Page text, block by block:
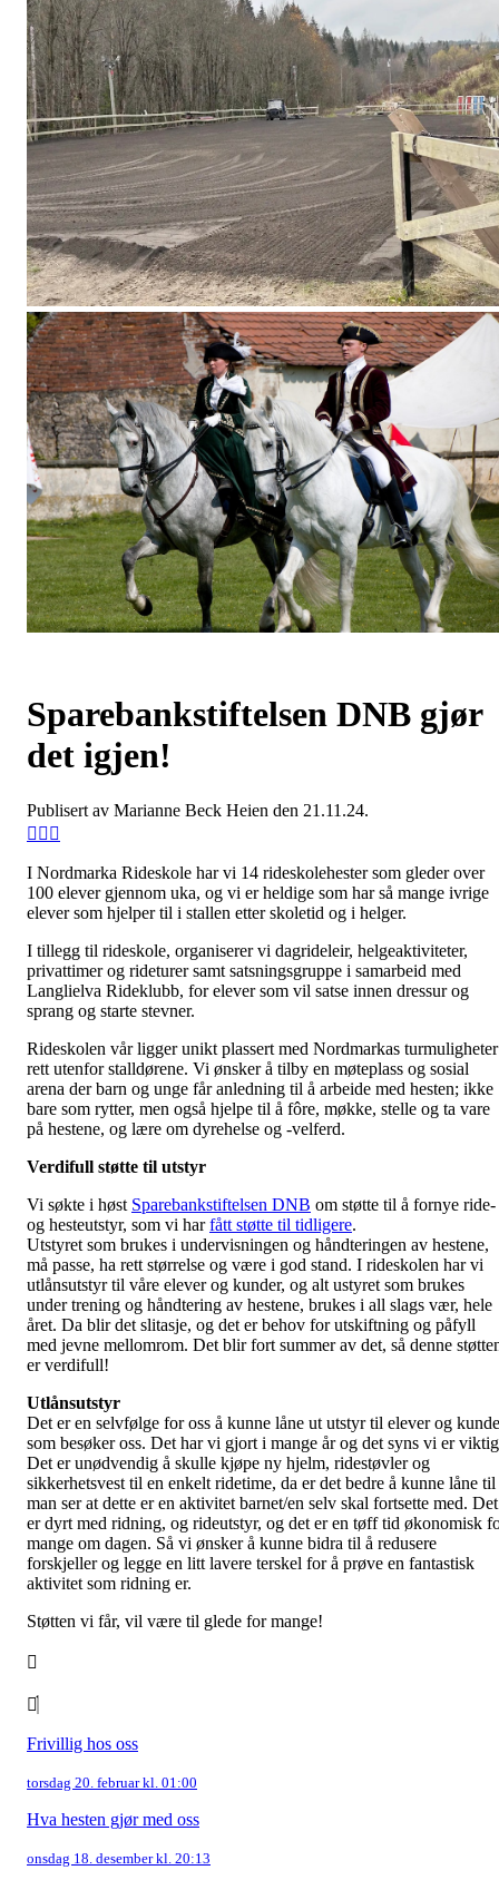
Sparebankstiftelsen DNB gjør
det igjen!
Publisert av Marianne Beck Heien den 21.11.24.
I Nordmarka Rideskole har vi 14 rideskolehester som gleder over
100 elever gjennom uka, og vi er heldige som har så mange ivrige
elever som hjelper til i stallen etter skoletid og i helger.
I tillegg til rideskole, organiserer vi dagrideleir, helgeaktiviteter,
privattimer og rideturer samt satsningsgruppe i samarbeid med
Langlielva Rideklubb, for elever som vil satse innen dressur og
sprang og starte stevner.
Rideskolen vår ligger unikt plassert med Nordmarkas turmuligheter
rett utenfor stalldørene. Vi ønsker å tilby en møteplass og sosial
arena der barn og unge får anledning til å arbeide med hesten; ikke
bare som rytter, men også hjelpe til å fôre, møkke, stelle og ta vare
på hestene, og lære om dyrehelse og -velferd.
Verdifull støtte til utstyr
Vi søkte i høst Sparebankstiftelsen DNB om støtte til å fornye ride-
og hesteutstyr, som vi harfått støtte til tidligere.
Utstyret som brukes i undervisningen og håndteringen av hestene,
må passe, ha rett størrelse og være i god stand. I rideskolen har vi
utlånsutstyr til våre elever og kunder, og alt ustyret som brukes
under trening og håndtering av hestene, brukes i all slags vær, hele
året. Da blir det slitasje, og det er behov for utskiftning og påfyll
med jevne mellomrom. Det blir fort summer av det, så denne
er verdifull!
Utlånsutstyr
Det er en selvfølge for oss å kunne låne ut utstyr til elever og
som besøker oss. Det har vi gjort i mange år og det syns vi er
Det er unødvendig å skulle kjøpe ny hjelm, ridestøvler og
sikkerhetsvest til en enkelt ridetime, da er det bedre å kunne låne til
man ser at dette er en aktivitet barnet/en selv skal fortsette med. Det
er dyrt med ridning, og rideutstyr, og det er en tøff tid økonomisk
mange om dagen. Så vi ønsker å kunne bidra til å redusere
forskjeller og legge en litt lavere terskel for å prøve en fantastisk
aktivitet som ridning er.
Støtten vi får, vil være til glede for mange!
Frivillig hos oss
torsdag 20. februar kl. 01:00
Hva hesten gjør med oss
onsdag 18. desember kl. 20:13